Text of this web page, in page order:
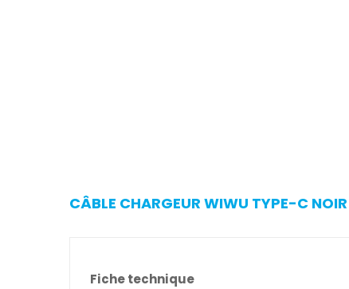
CÂBLE CHARGEUR WIWU TYPE-C
Fiche technique